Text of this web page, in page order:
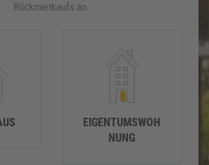
Rückmietkaufs an.
EIGENTUMSWOH
NUNG